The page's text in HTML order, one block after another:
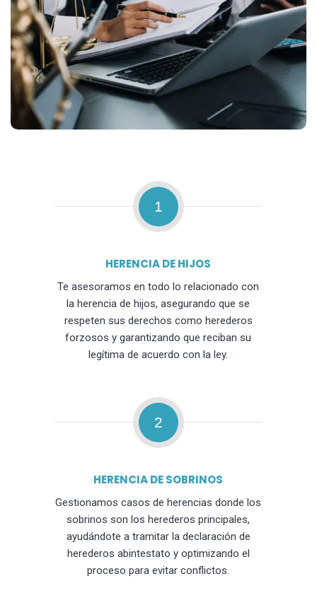
1
HERENCIA DE HIJOS
Te asesoramos en todo lo relacionado con
la herencia de hijos, asegurando que se
respeten sus derechos como herederos
forzosos y garantizando que reciban su
legítima de acuerdo con la ley.
2
HERENCIA DE SOBRINOS
Gestionamos casos de herencias donde los
sobrinos son los herederos principales,
ayudándote a tramitar la declaración de
herederos abintestato y optimizando el
proceso para evitar conflictos.